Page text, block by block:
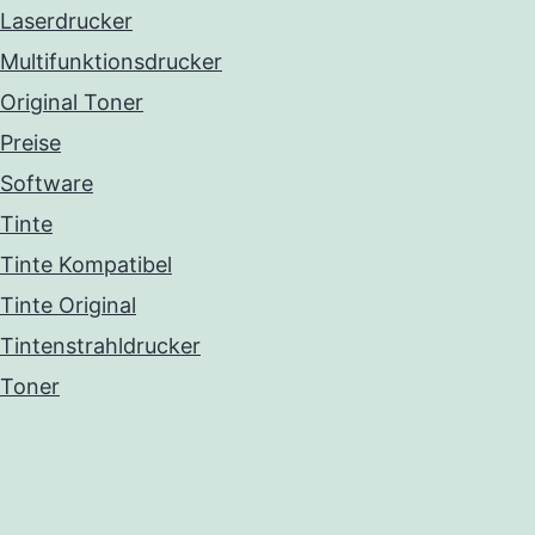
Laserdrucker
Multifunktionsdrucker
Original Toner
Preise
Software
Tinte
Tinte Kompatibel
Tinte Original
Tintenstrahldrucker
Toner